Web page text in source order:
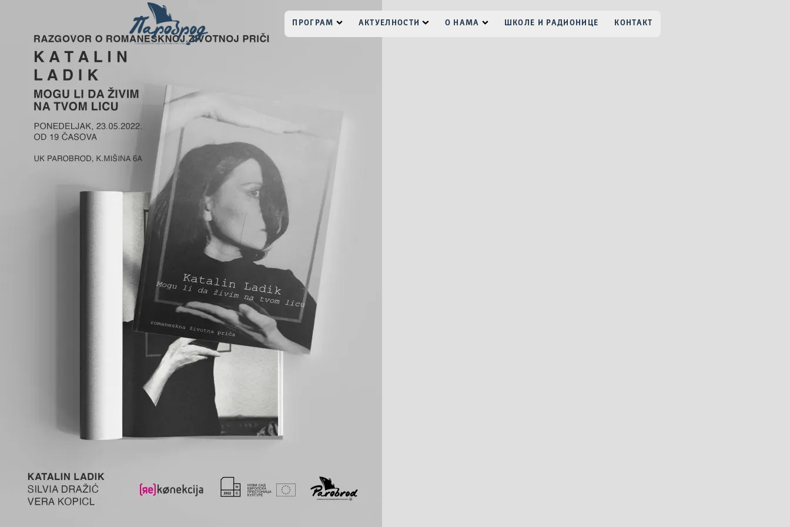
ПРОГРАМ АКТУЕЛНОСТИ О НАМА ШКОЛЕ И РАДИОНИЦЕ КОНТАКТ